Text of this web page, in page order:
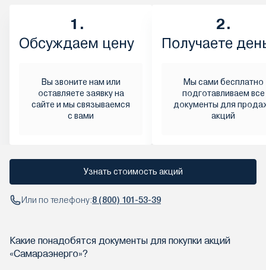
1.
Обсуждаем цену
Вы звоните нам или
оставляете заявку на
сайте и мы связываемся
с вами
2.
Получаете
Мы сами бесплатно
подготавливаем все
документы для
акций
Узнать стоимость акций
Или по телефону:8 (800) 101-53-39
Какие понадобятся документы для покупки акций
«Самараэнерго»?